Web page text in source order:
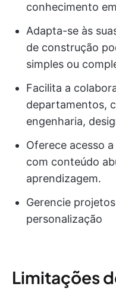
conhecimento
Adapta-se às
de construção
simples ou
Facilita a
departamentos,
engenharia,
Oferece acesso
com conteúdo
aprendizagem.
Gerencie
personalização
Limitações